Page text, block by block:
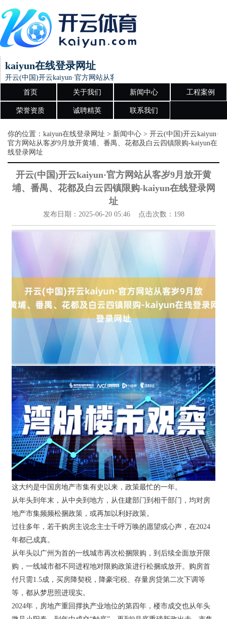
kaiyun在线登录网址
开云(中国)开云kaiyun·官方网站从客岁9月放开黄埔、番禺、花都及白
首页
关于我们 新闻中心 工程案例
荣誉资质 诚聘精英 联系我们
你的位置： kaiyun在线登录网址 > 新闻中心 > 开云(中国)开云kaiyun·
官方网站从客岁9月放开黄埔、番禺、花都及白云四镇限购-kaiyun在
线登录网址
开云(中国)开云kaiyun·官方网站从客岁9月放开黄
埔、番禺、花都及白云四镇限购-kaiyun在线登录网
址
发布日期：2025-06-20 05:46 点击次数：198
这大约是中国房地产市集有史以来，政策最忙的一年。
从年头到年末，从中央到地方，从住建部门到相干部门，均对房
地产市集频频松捆政策，或再加以利好政策。
过往多年，若干购房主说念主士千呼万唤的愿望或心声，在2024
年都已成真。
从年头以广州为首的一线城市再次松捆限购，到后续全面放开限
购，一线城市都不同进程地对限购政策进行松捆或放开。购房首
付只需1.5成，买房降契税，降豪宅税、存量房贷第二次下调等
等，都从梦思照进现实。
2024年，房地产重回撑执产业地位的第四年，楼市成交也从年头